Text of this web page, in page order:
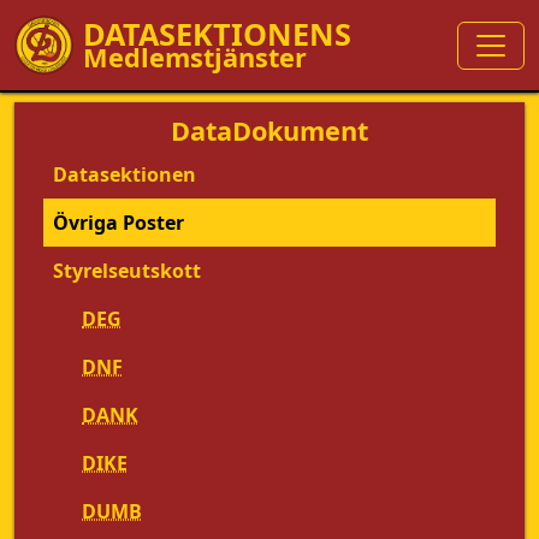
DATASEKTIONENS
Medlemstjänster
DataDokument
Datasektionen
Övriga Poster
Styrelseutskott
DEG
DNF
DANK
DIKE
DUMB